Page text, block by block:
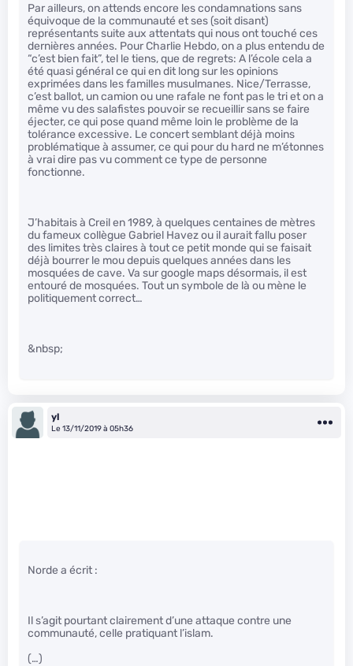
Par ailleurs, on attends encore les condamnations sans
équivoque de la communauté et ses (soit disant)
représentants suite aux attentats qui nous ont touché ces
dernières années. Pour Charlie Hebdo, on a plus entendu de
“c’est bien fait”, tel le tiens, que de regrets: A l’école cela a
été quasi général ce qui en dit long sur les opinions
exprimées dans les familles musulmanes. Nice/Terrasse,
c’est ballot, un camion ou une rafale ne font pas le tri et on a
même vu des salafistes pouvoir se recueillir sans se faire
éjecter, ce qui pose quand même loin le problème de la
tolérance excessive. Le concert semblant déjà moins
problématique à assumer, ce qui pour du hard ne m’étonnes
à vrai dire pas vu comment ce type de personne
fonctionne.
J’habitais à Creil en 1989, à quelques centaines de mètres
du fameux collègue Gabriel Havez ou il aurait fallu poser
des limites très claires à tout ce petit monde qui se faisait
déjà bourrer le mou depuis quelques années dans les
mosquées de cave. Va sur google maps désormais, il est
entouré de mosquées. Tout un symbole de là ou mène le
politiquement correct…
&nbsp;
yl
Le 13/11/2019 à 05h36
Norde a écrit :
Il s’agit pourtant clairement d’une attaque contre une
communauté, celle pratiquant l’islam.
(…)